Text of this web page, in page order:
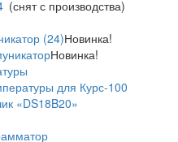
(снят с производства)
(24)Новинка!
Новинка!
для Курс-100
«DS18B20»